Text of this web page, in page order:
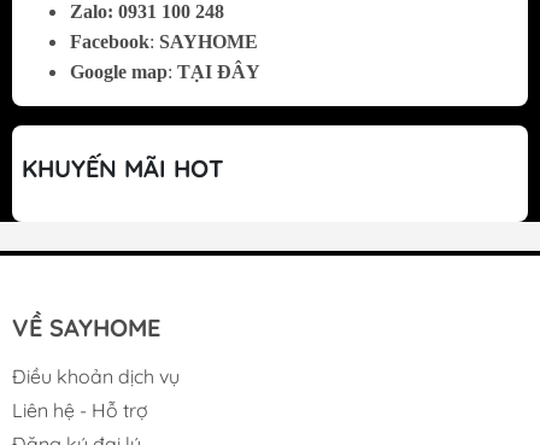
Máy sử dụng hệ thống lưới lọc nhôm kết hợp
mỡ một cách hiệu quả.
Ø150mm để tăng cường khả năng dẫn khí.
Độ ồn vận hành chỉ 69 dB, êm ái và không
Zalo: 0931 100 248
Facebook: SAYHOME
Google map: TẠI ĐÂY
KHUYẾN MÃI HOT
VỀ SAYHOME
Điều khoản dịch vụ
Liên hệ - Hỗ trợ